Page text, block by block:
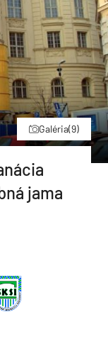
Galéria(9)
jama